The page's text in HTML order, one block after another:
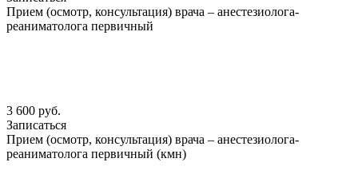
Прием (осмотр, консультация) врача – анестезиолога-
реаниматолога первичный
3 600 руб.
Записаться
Прием (осмотр, консультация) врача – анестезиолога-
реаниматолога первичный (кмн)